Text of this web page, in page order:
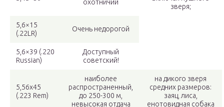
охотничий
зверя;
5,6×15
(.22LR)
Очень недорогой
5,6×39 (.220
Russian)
Доступный
советский!
5,56х45
(.223 Rem)
наиболее
распространенный,
до 250-300 м,
невысокая отдача
на дикого зверя
средних размеров:
заяц, лиса,
енотовидная собака